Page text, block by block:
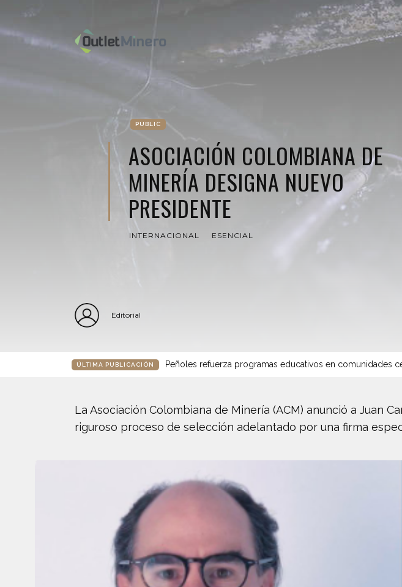
PUBLIC
ASOCIACIÓN COLOMBIANA DE
MINERÍA DESIGNA NUEVO
PRESIDENTE
INTERNACIONAL ESENCIAL
Editorial
ÚLTIMA PUBLICACIÓN Peñoles refuerza programas educativos en comunidades
La Asociación Colombiana de Minería (ACM) anunció a Juan
riguroso proceso de selección adelantado por una firma